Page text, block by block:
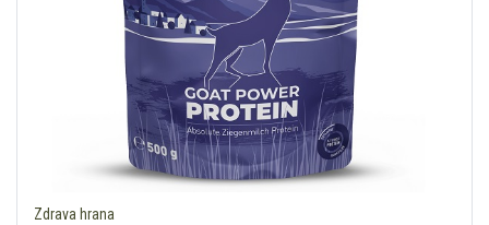
Zdrava hrana